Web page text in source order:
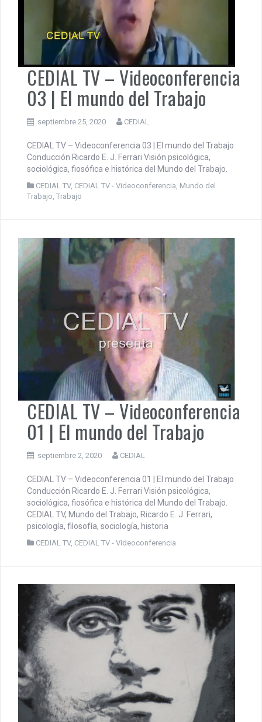
CEDIAL TV – Videoconferencia
03 | El mundo del Trabajo
septiembre 25, 2020 CEDIAL
CEDIAL TV – Videoconferencia 03 | El mundo del Trabajo
Conducción Ricardo E. J. Ferrari Visión psicológica,
sociológica, fiosófica e histórica del Mundo del Trabajo.
CEDIAL TV, CEDIAL TV - Videoconferencia Mundo del
Trabajo Trabajo
CEDIAL TV – Videoconferencia
01 | El mundo del Trabajo
septiembre 2, 2020 CEDIAL
CEDIAL TV – Videoconferencia 01 | El mundo del Trabajo
Conducción Ricardo E. J. Ferrari Visión psicológica,
sociológica, fiosófica e histórica del Mundo del Trabajo.
CEDIAL TV, Mundo del Trabajo, Ricardo E. J. Ferrari,
psicología, filosofía, sociología, historia
CEDIAL TV, CEDIAL TV - Videoconferencia